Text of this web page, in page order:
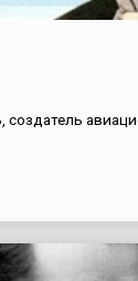
создатель